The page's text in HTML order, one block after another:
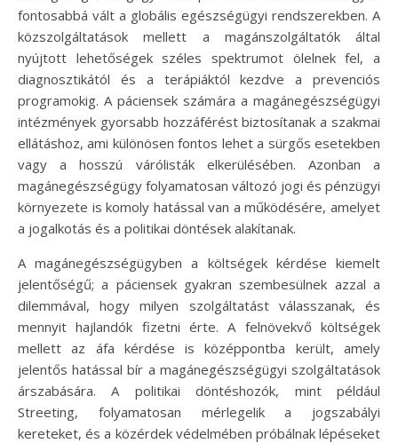
fontosabbá vált a globális egészségügyi rendszerekben. A
közszolgáltatások mellett a magánszolgáltatók által
nyújtott lehetőségek széles spektrumot ölelnek fel, a
diagnosztikától és a terápiáktól kezdve a prevenciós
programokig. A páciensek számára a magánegészségügyi
intézmények gyorsabb hozzáférést biztosítanak a szakmai
ellátáshoz, ami különösen fontos lehet a sürgős esetekben
vagy a hosszú várólisták elkerülésében. Azonban a
magánegészségügy folyamatosan változó jogi és pénzügyi
környezete is komoly hatással van a működésére, amelyet
a jogalkotás és a politikai döntések alakítanak.
A magánegészségügyben a költségek kérdése kiemelt
jelentőségű; a páciensek gyakran szembesülnek azzal a
dilemmával, hogy milyen szolgáltatást válasszanak, és
mennyit hajlandók fizetni érte. A felnövekvő költségek
mellett az áfa kérdése is középpontba került, amely
jelentős hatással bír a magánegészségügyi szolgáltatások
árszabására. A politikai döntéshozók, mint például
Streeting, folyamatosan mérlegelik a jogszabályi
kereteket, és a közérdek védelmében próbálnak lépéseket